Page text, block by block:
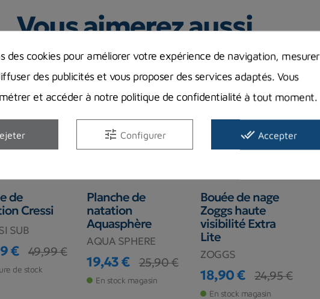
Vous aimerez aussi
de
Cressi
SUB
€
base
49,99 €
de stock
Promo !
Planche de
natation
Aquasphère
AQUA SPHERE
Prix
19,43 €
Prix de base
25,90 €
En stock magasin
Bouée de nage
Zoggs haute
visibilité Extra
Lite
ZOGGS
Prix
18,90 €
Prix de base
24,95 €
En stock magasin
des cookies pour améliorer votre expérience de navigation, mesurer
des publicités et vous proposer des services adaptés. Vous
et accéder à notre politique de confidentialité à tout moment.
tune Configurer done_all Accepter